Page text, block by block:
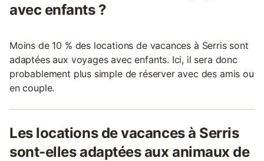
avec enfants ?
Moins de 10 % des locations de vacances à Serris sont
adaptées aux voyages avec enfants. Ici, il sera donc
probablement plus simple de réserver avec des amis ou
en couple.
Les locations de vacances à Serris
sont-elles adaptées aux animaux de